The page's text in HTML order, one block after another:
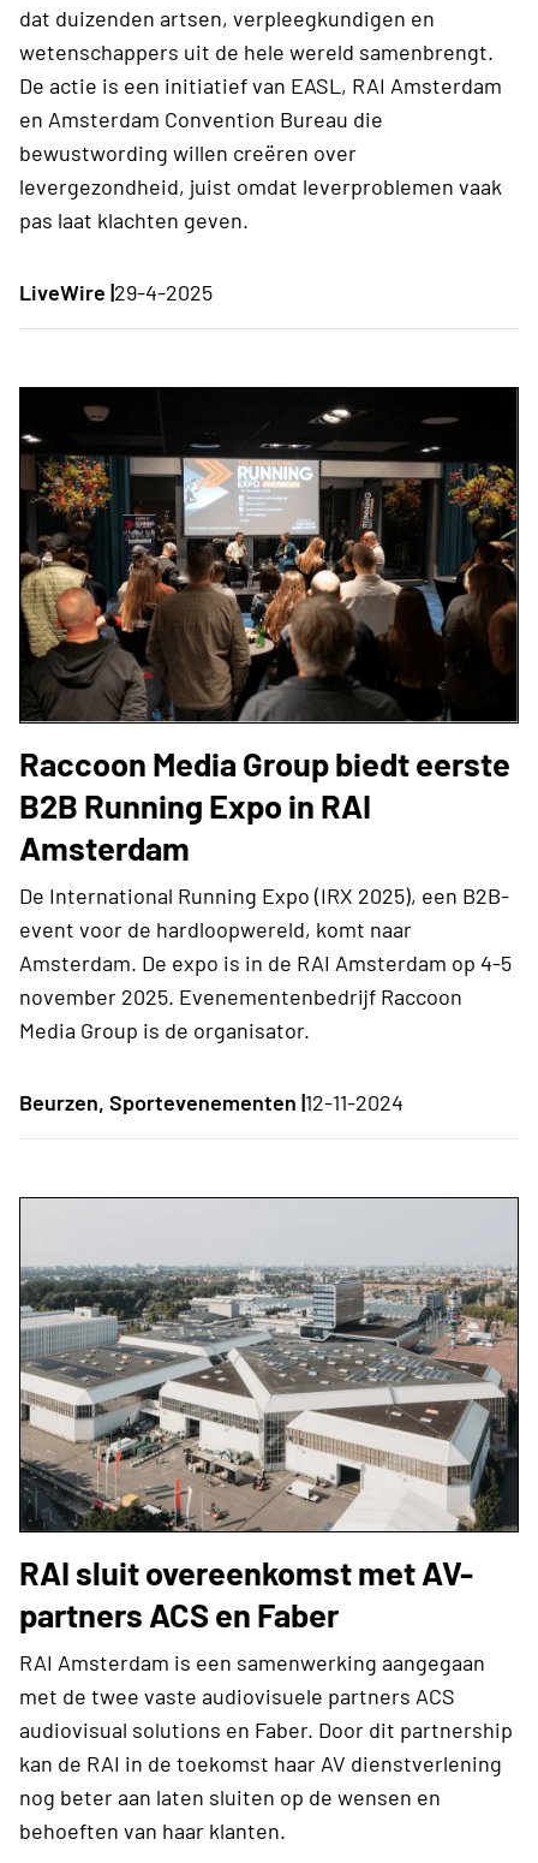
dat duizenden artsen, verpleegkundigen en
wetenschappers uit de hele wereld samenbrengt.
De actie is een initiatief van EASL, RAI Amsterdam
en Amsterdam Convention Bureau die
bewustwording willen creëren over
levergezondheid, juist omdat leverproblemen vaak
pas laat klachten geven.
LiveWire |29-4-2025
Raccoon Media Group biedt eerste
B2B Running Expo in RAI
Amsterdam
De International Running Expo (IRX 2025), een B2B-
event voor de hardloopwereld, komt naar
Amsterdam. De expo is in de RAI Amsterdam op 4-5
november 2025. Evenementenbedrijf Raccoon
Media Group is de organisator.
Beurzen, Sportevenementen |12-11-2024
RAI sluit overeenkomst met AV-
partners ACS en Faber
RAI Amsterdam is een samenwerking aangegaan
met de twee vaste audiovisuele partners ACS
audiovisual solutions en Faber. Door dit partnership
kan de RAI in de toekomst haar AV dienstverlening
nog beter aan laten sluiten op de wensen en
behoeften van haar klanten.